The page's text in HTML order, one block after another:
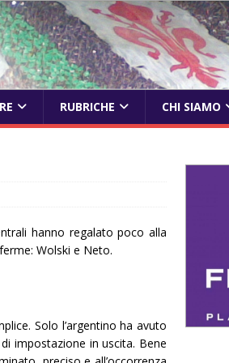
RUBRICHE CHI SIAMO
hanno regalato poco alla
Wolski e Neto.
Solo l’argentino ha avuto
impostazione in uscita. Bene